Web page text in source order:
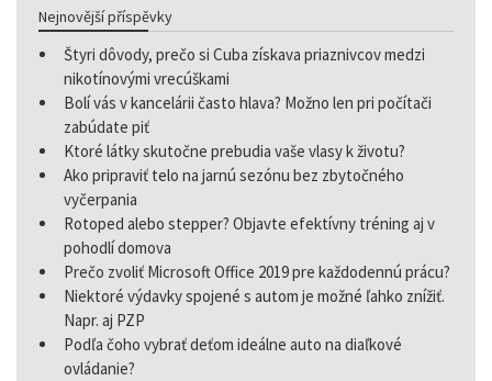
Nejnovější příspěvky
Štyri dôvody, prečo si Cuba získava priaznivcov medzi
nikotínovými vrecúškami
Bolí vás v kancelárii často hlava? Možno len pri počítači
zabúdate piť
Ktoré látky skutočne prebudia vaše vlasy k životu?
Ako pripraviť telo na jarnú sezónu bez zbytočného
vyčerpania
Rotoped alebo stepper? Objavte efektívny tréning aj v
pohodlí domova
Prečo zvoliť Microsoft Office 2019 pre každodennú prácu?
Niektoré výdavky spojené s autom je možné ľahko znížiť.
Napr. aj PZP
Podľa čoho vybrať deťom ideálne auto na diaľkové
ovládanie?